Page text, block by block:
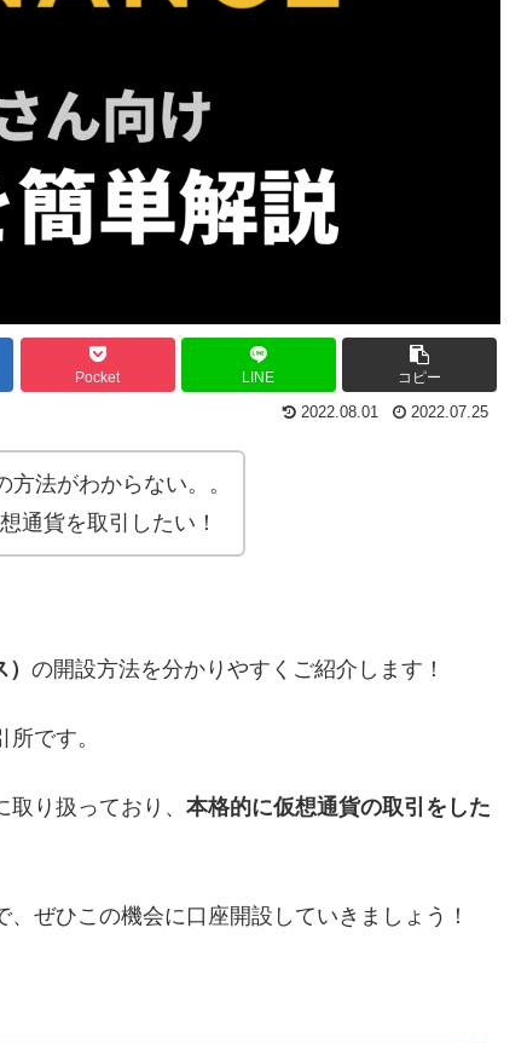
Pocket LINE コピー
2022.08.01 2022.07.25
方法がわからない。。
通貨を取引したい！
の開設方法を分かりやすくご紹介します！
です。
り扱っており、 本格的に仮想通貨の取引をした
ぜひこの機会に口座開設していきましょう！